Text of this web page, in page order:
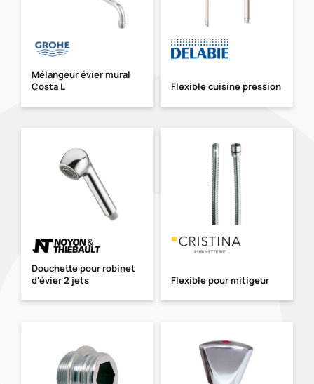
Mélangeur évier mural
Costa L
Flexible cuisine pression
Douchette pour robinet
d'évier 2 jets
Flexible pour mitigeur